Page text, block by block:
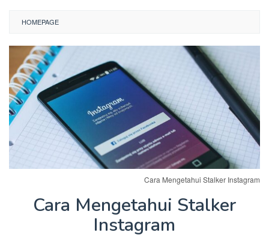
HOMEPAGE
Cara Mengetahui Stalker Instagram
Cara Mengetahui Stalker
Instagram